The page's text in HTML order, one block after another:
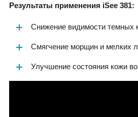
Результаты применения iSee 381:
Снижение видимости темных
Смягчение морщин и мелких
Улучшение состояния кожи